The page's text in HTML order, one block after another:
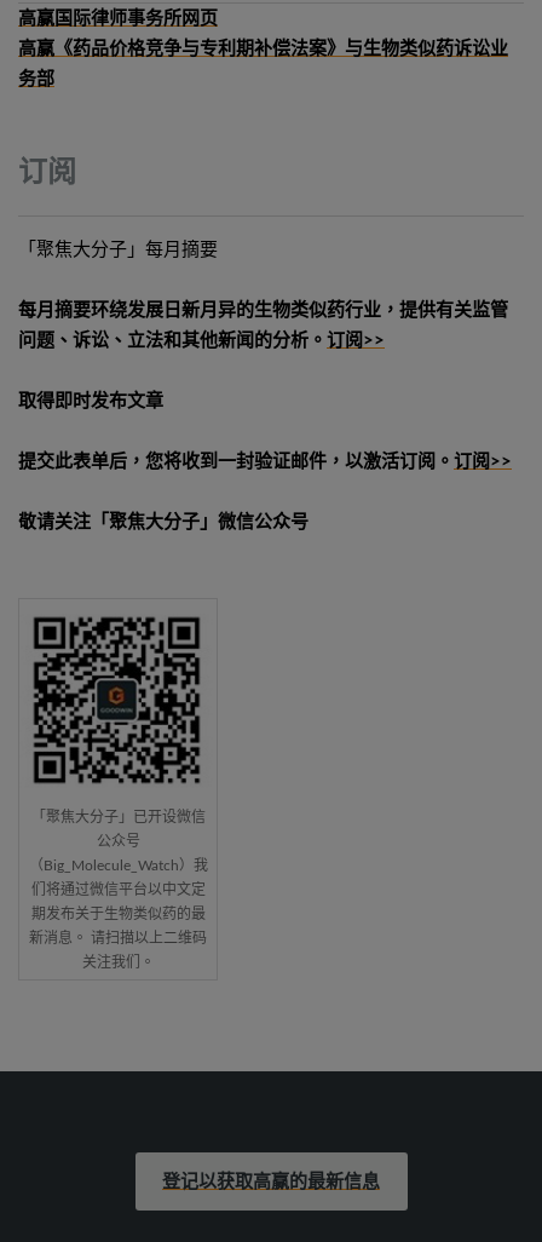
高赢国际律师事务所网页
高赢《药品价格竞争与专利期补偿法案》与生物类似药诉讼业
务部
订阅
「聚焦大分子」每月摘要
每月摘要环绕发展日新月异的生物类似药行业，提供有关监管
问题、诉讼、立法和其他新闻的分析。 订阅>>
取得即时发布文章
提交此表单后，您将收到一封验证邮件，以激活订阅。 订阅>>
敬请关注「聚焦大分子」微信公众号
「聚焦大分子」已开设微信
公众号
（Big_Molecule_Watch）我
们将通过微信平台以中文定
期发布关于生物类似药的最
新消息。 请扫描以上二维码
关注我们。
登记以获取高赢的最新信息